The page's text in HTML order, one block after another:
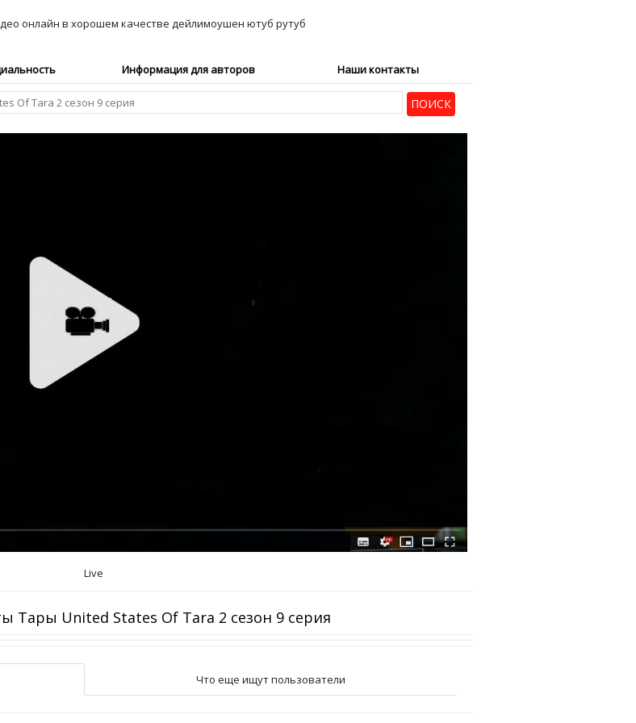
Информация для авторов Наши контакты
Live
Тары United States Of Tara 2 сезон 9 серия
Что еще ищут пользователи